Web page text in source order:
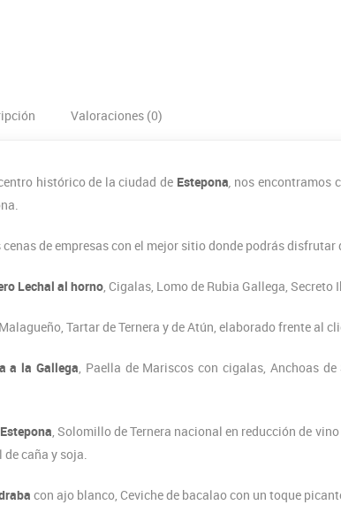
Valoraciones (0)
histórico de la ciudad de Estepona, nos encontramos
cenas de empresas con el mejor sitio donde podrás disfrutar
Lechal al horno, Cigalas, Lomo de Rubia Gallega, Secreto
Malagueño, Tartar de Ternera y de Atún, elaborado frente al
a la Gallega, Paella de Mariscos con cigalas, Anchoas
, Solomillo de Ternera nacional en reducción de
de caña y soja.
con ajo blanco, Ceviche de bacalao con un toque